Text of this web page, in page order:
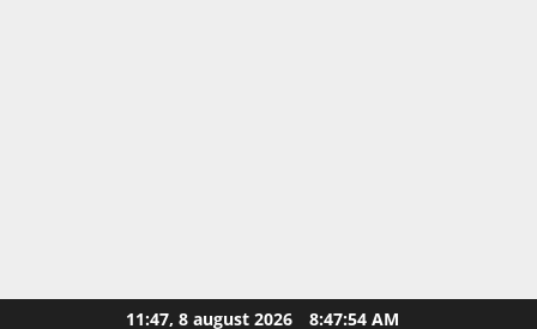
11:47, 8 august 2026 8:47:55 AM